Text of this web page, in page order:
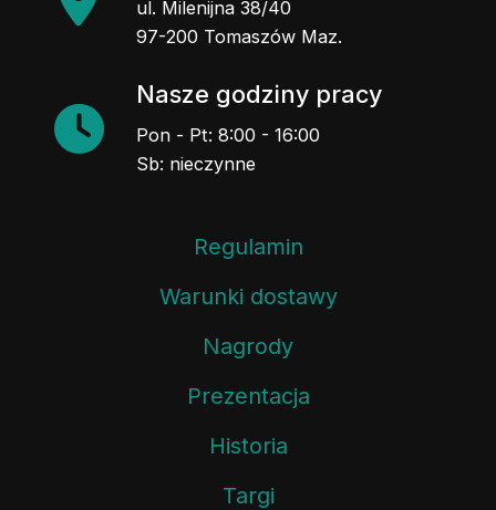
ul. Milenijna 38/40
97-200 Tomaszów Maz.
Nasze godziny pracy
Pon - Pt: 8:00 - 16:00
Sb: nieczynne
Regulamin
Warunki dostawy
Nagrody
Prezentacja
Historia
Targi